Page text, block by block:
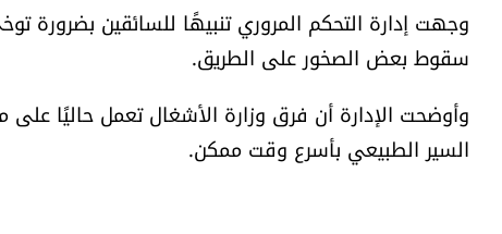
وجهت إدارة التحكم المروري تنبيهًا للسائقين بضرورة
سقوط بعض الصخور على الطريق.
وأوضحت الإدارة أن فرق وزارة الأشغال تعمل حاليًا
السير الطبيعي بأسرع وقت ممكن.